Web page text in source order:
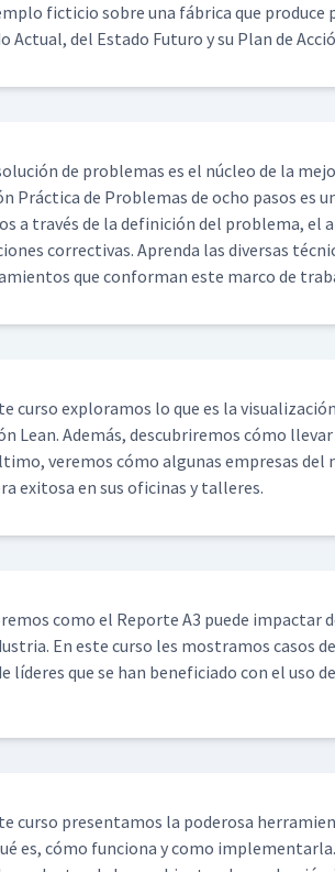
fic­ti­cio sobre una fábri­ca que pro­duce
Actu­al, del Esta­do Futuro y su Plan de
de prob­le­mas es el núcleo de la
Prác­ti­ca de Prob­le­mas de ocho pasos es
a través de la defini­ción del prob­le­ma, el
cor­rec­ti­vas. Apren­da las diver­sas
que con­for­man este mar­co de
cur­so explo­ramos lo que es la
Lean. Además, des­cubrire­mos cómo
ver­e­mos cómo algu­nas empre­sas
exi­tosa en sus ofic­i­nas y talleres.
como el Reporte A3 puede
En este cur­so les mostramos casos
líderes que se han ben­e­fi­ci­a­do con el uso
cur­so pre­sen­ta­mos la poderosa
es, cómo fun­ciona y como